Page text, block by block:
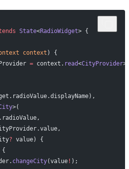
State<RadioWidget> {
context ) {
= context. read<CityProvider
>(
? value) {
{
changeCity(value! );